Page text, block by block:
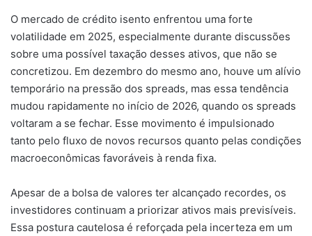
O mercado de crédito isento enfrentou uma forte
volatilidade em 2025, especialmente durante discussões
sobre uma possível taxação desses ativos, que não se
concretizou. Em dezembro do mesmo ano, houve um alívio
temporário na pressão dos spreads, mas essa tendência
mudou rapidamente no início de 2026, quando os spreads
voltaram a se fechar. Esse movimento é impulsionado
tanto pelo fluxo de novos recursos quanto pelas condições
macroeconômicas favoráveis à renda fixa.
Apesar de a bolsa de valores ter alcançado recordes, os
investidores continuam a priorizar ativos mais previsíveis.
Essa postura cautelosa é reforçada pela incerteza em um